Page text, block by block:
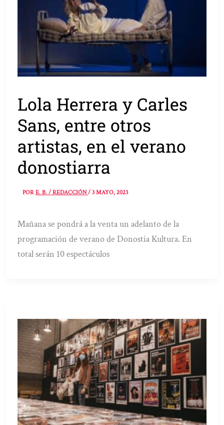
Lola Herrera y Carles
Sans, entre otros
artistas, en el verano
donostiarra
PORE. B. / REDACCIÓN/3 MAYO, 2023
Mañana se pondrá a la venta un adelanto de la
programación de verano de Donostia Kultura. En
total serán 10 espectáculos